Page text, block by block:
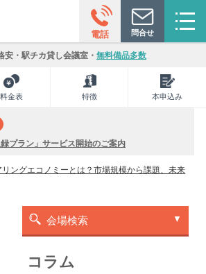
電話 問合せ
安・駅チカ貸し会議室・ 無料備品多数
料金表 特徴 本申込み
録プラン」サービス開始のご案内
リングエコノミーとは？市場規模から課題、未来
会場検索
コラム